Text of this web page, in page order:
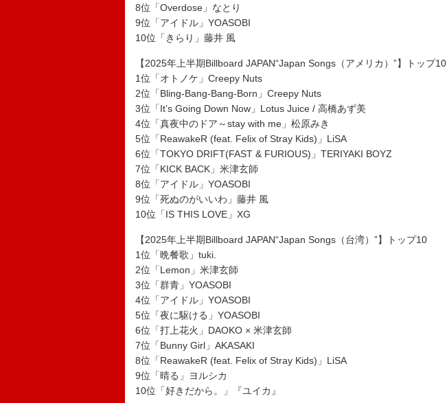
8位「Overdose」なとり
9位「アイドル」YOASOBI
10位「きらり」藤井 風
【2025年上半期Billboard JAPAN“Japan Songs（アメリカ）”】トップ10
1位「オトノケ」Creepy Nuts
2位「Bling-Bang-Bang-Born」Creepy Nuts
3位「It’s Going Down Now」Lotus Juice / 高橋あず美
4位「真夜中のドア～stay with me」松原みき
5位「ReawakeR (feat. Felix of Stray Kids)」LiSA
6位「TOKYO DRIFT(FAST & FURIOUS)」TERIYAKI BOYZ
7位「KICK BACK」米津玄師
8位「アイドル」YOASOBI
9位「死ぬのがいいわ」藤井 風
10位「IS THIS LOVE」XG
【2025年上半期Billboard JAPAN“Japan Songs（台湾）”】トップ10
1位「晩餐歌」tuki.
2位「Lemon」米津玄師
3位「群青」YOASOBI
4位「アイドル」YOASOBI
5位「夜に駆ける」YOASOBI
6位「打上花火」DAOKO × 米津玄師
7位「Bunny Girl」AKASAKI
8位「ReawakeR (feat. Felix of Stray Kids)」LiSA
9位「晴る」ヨルシカ
10位「好きだから。」『ユイカ』